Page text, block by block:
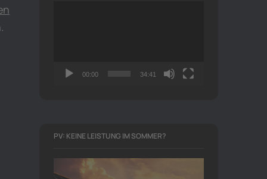
00:00 34:41
PV: KEINE LEISTUNG IM SOMMER?